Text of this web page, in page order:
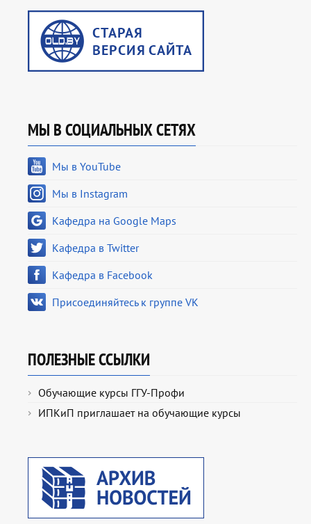
МЫ В СОЦИАЛЬНЫХ СЕТЯХ
Мы в YouTube
Мы в Instagram
Кафедра на Google Maps
Кафедра в Twitter
Кафедра в Facebook
Присоединяйтесь к группе VK
ПОЛЕЗНЫЕ ССЫЛКИ
Обучающие курсы ГГУ-Профи
ИПКиП приглашает на обучающие курсы